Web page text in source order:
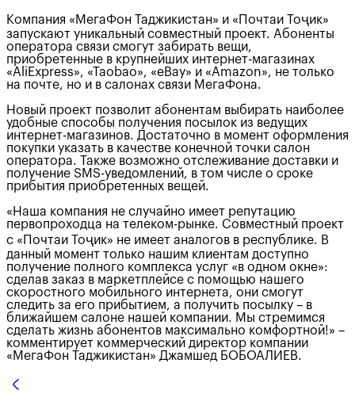
Компания «МегаФон Таджикистан» и «Почтаи Тоҷик»
запускают уникальный совместный проект. Абоненты
оператора связи смогут забирать вещи,
приобретенные в крупнейших интернет-магазинах
«AliExpress», «Taobao», «eBay» и «Amazon», не только
на почте, но и в салонах связи МегаФона.
Новый проект позволит абонентам выбирать наиболее
удобные способы получения посылок из ведущих
интернет-магазинов. Достаточно в момент оформления
покупки указать в качестве конечной точки салон
оператора. Также возможно отслеживание доставки и
получение SMS-уведомлений, в том числе о сроке
прибытия приобретенных вещей.
«Наша компания не случайно имеет репутацию
первопроходца на телеком-рынке. Совместный проект
с «Почтаи Тоҷик» не имеет аналогов в республике. В
данный момент только нашим клиентам доступно
получение полного комплекса услуг «в одном окне»:
сделав заказ в маркетплейсе с помощью нашего
скоростного мобильного интернета, они смогут
следить за его прибытием, а получить посылку – в
ближайшем салоне нашей компании. Мы стремимся
сделать жизнь абонентов максимально комфортной!» –
комментирует коммерческий директор компании
«МегаФон Таджикистан» Джамшед БОБОАЛИЕВ.